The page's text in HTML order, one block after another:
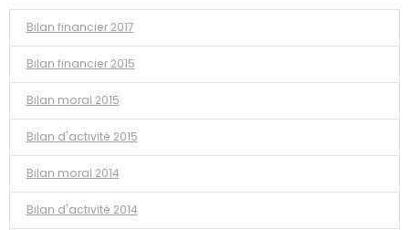
Bilan financier 2017
Bilan financier 2015
Bilan moral 2015
Bilan d'activité 2015
Bilan moral 2014
Bilan d'activité 2014